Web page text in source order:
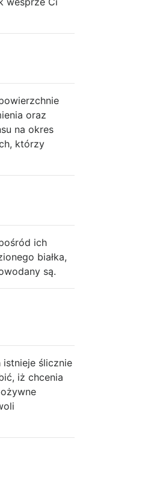
oraz
na okres
którzy
ich
białka,
są.
istnieje ślicznie
iż chcenia